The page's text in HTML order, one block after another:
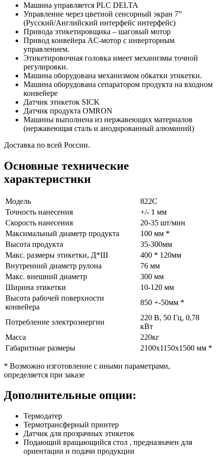
Машина управляется PLC DELTA
Управление через цветной сенсорный экран 7”
(Русский/Английский интерфейс интерфейс)
Привода этикетировщика – шаговый мотор
Привод конвейера AC-мотор с инверторным
управлением.
Этикетировочная головка имеет механизмы точной
регулировки.
Машина оборудована механизмом обкатки этикетки.
Машина оборудована сепаратором продукта на входном
конвейере
Датчик этикеток SICK
Датчик продукта OMRON
Машины выполнена из нержавеющих материалов
(нержавеющая сталь и анодированный алюминий)
Доставка по всей России.
Основные технические
характеристики
Модель
822С
Точность нанесения
+/- 1 мм
Скорость нанесения
20-35 шт/мин
Максимальный диаметр продукта
100 мм *
Высота продукта
35-300мм
Макс. размеры этикетки, Д*Ш
400 * 120мм
Внутренний диаметр рулона
76 мм
Макс. внешний диаметр
300 мм
Ширина этикетки
10-120 мм
Высота рабочей поверхности
конвейера
850 +-50мм *
Потребление электроэнергии
220 В, 50 Гц, 0,78
кВт
Масса
220кг
Габаритные размеры
2100х1150х1500 мм *
* Возможно изготовление с иными параметрами,
определяется при заказе
Дополнительные опции:
Термодатер
Термотрансферный принтер
Датчик для прозрачных этикеток
Подающий вращающийся стол , предназначен для
ориентации и подачи продукции